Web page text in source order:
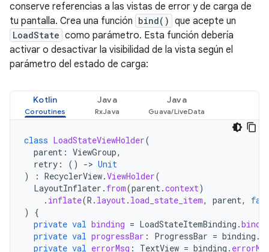
conserve referencias a las vistas de error y de carga de
tu pantalla. Crea una función bind() que acepte un
LoadState como parámetro. Esta función debería
activar o desactivar la visibilidad de la vista según el
parámetro del estado de carga:
Kotlin Java Java
class LoadStateViewHolder(
parent : ViewGroup,
retry : () -> Unit
)
: RecyclerView.ViewHolder(
LayoutInflater . from(parent.context)
. inflate(R . layout. load_state_item, parent,
)
{
private val binding = LoadStateItemBinding .bind
private val progressBar : ProgressBar = binding .
private val errorMsg : TextView = binding .